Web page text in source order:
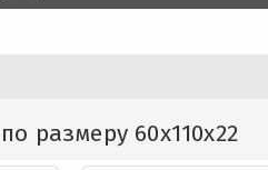
размеру 60x110x22